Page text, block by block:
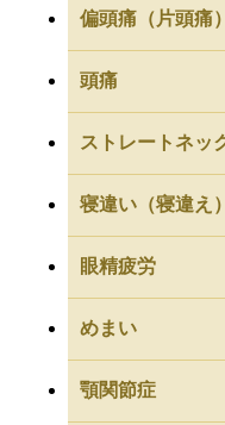
偏頭痛（片頭痛）
頭痛
ストレートネッ
寝違い（寝違え）
眼精疲労
めまい
顎関節症